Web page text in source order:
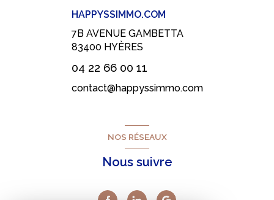
HAPPYSSIMMO.COM
7B AVENUE GAMBETTA
83400 HYÈRES
04 22 66 00 11
contact@happyssimmo.com
NOS RÉSEAUX
Nous suivre